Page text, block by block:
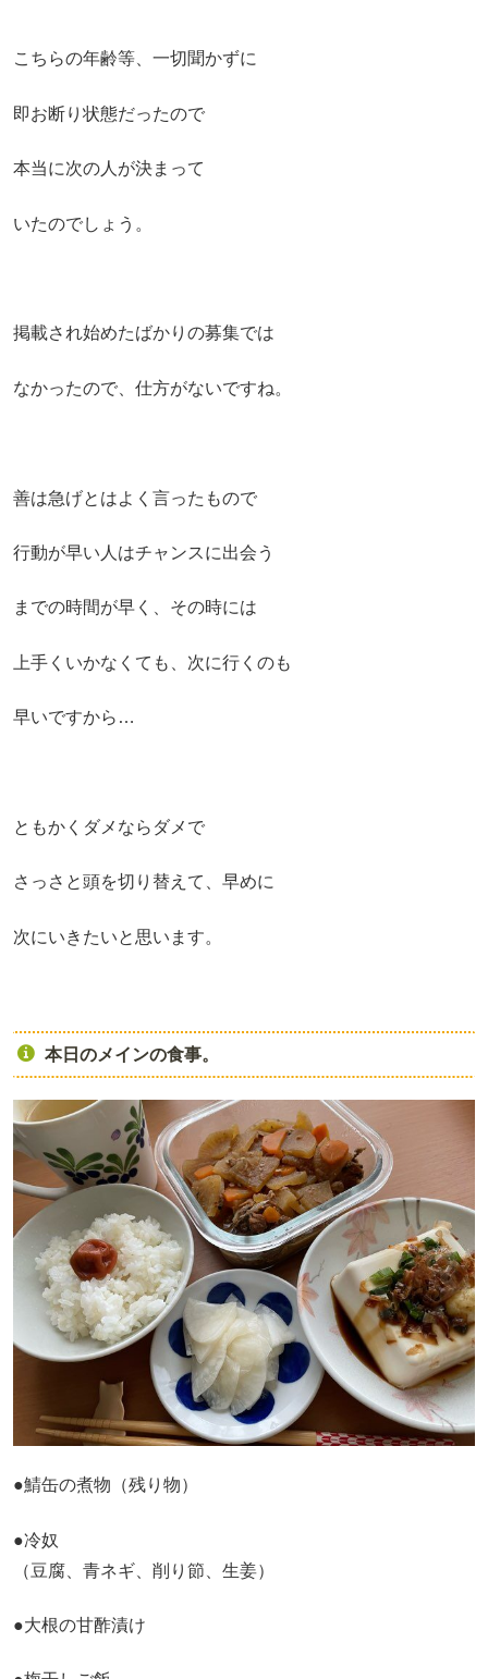
こちらの年齢等、一切聞かずに
即お断り状態だったので
本当に次の人が決まって
いたのでしょう。
掲載され始めたばかりの募集では
なかったので、仕方がないですね。
善は急げとはよく言ったもので
行動が早い人はチャンスに出会う
までの時間が早く、その時には
上手くいかなくても、次に行くのも
早いですから…
ともかくダメならダメで
さっさと頭を切り替えて、早めに
次にいきたいと思います。
本日のメインの食事。
●鯖缶の煮物（残り物）
●冷奴
（豆腐、青ネギ、削り節、生姜）
●大根の甘酢漬け